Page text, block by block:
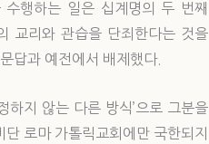
행하는 일은 십계명의 두 번째
교리와 관습을 단죄한다는 것을
답과 예전에서 배제했다.
하지 않는 다른 방식’으로 그분을
로마 가톨릭교회에만 국한되지